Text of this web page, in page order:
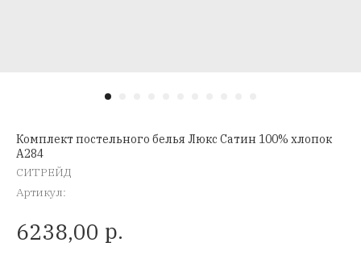
Комплект постельного белья Люкс Сатин 100% хлопок
A284
СИТРЕЙД
Артикул:
6238,00 р.